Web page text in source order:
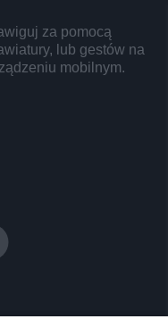
za pomocą
lub gestów na
mobilnym.